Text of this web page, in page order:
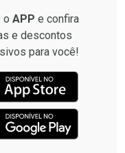
o APP e confira
e descontos
para você!